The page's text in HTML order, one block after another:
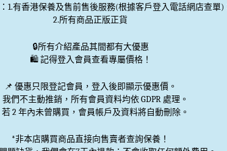
1.有香港保養及售前售後服務(根據客戶登入電話網店查單)
2.所有商品正版正貨
🔒所有介紹產品其間都有大優惠
🛍️ 記得登入會員查看專屬價格！
📌 優惠只限登記會員 ，登入後即顯示優惠價。
我們不主動推銷 ，所有會員資料均依 GDPR 處理。
若 2 年內未曾購買，會員帳戶及資料將自動刪除。
*非本店購買商品直接向售賣者查詢保養！